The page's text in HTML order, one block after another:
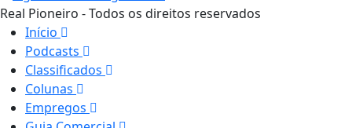
Real Pioneiro - Todos os direitos reservados
Início
Podcasts
Classificados
Colunas
Empregos